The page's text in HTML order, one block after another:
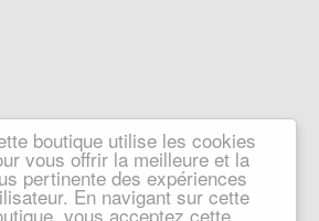
boutique utilise les cookies
vous offrir la meilleure et la
pertinente des expériences
En navigant sur cette
vous acceptez cette